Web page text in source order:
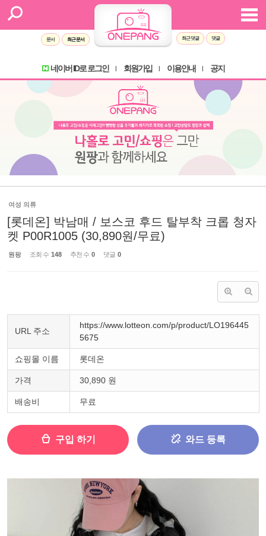
문서 최근 문서 최근 댓글 댓글
네이버 ID로 로그인 회원가입 이용안내 공지
여성 의류
[롯데온] 박남매 / 보스코 후드 탈부착 크롭 청자
켓 P00R1005 (30,890원/무료)
원팡 조회 수 148 추천 수 0 댓글 0
URL 주소
https://www.lotteon.com/p/product/LO196445
5675
쇼핑몰 이름 롯데온
가격 30,890 원
배송비 무료
구입 하기 와드 등록